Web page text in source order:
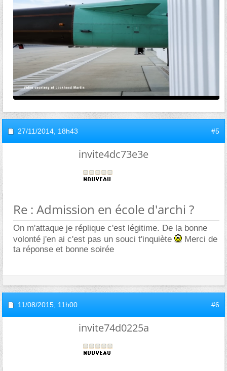
27/11/2014, 18h43 #5
invite4dc73e3e
Re : Admission en école d'archi ?
On m'attaque je réplique c'est légitime. De la bonne
volonté j'en ai c'est pas un souci t'inquiète
Merci de
ta réponse et bonne soirée
11/08/2015, 11h00 #6
invite74d0225a